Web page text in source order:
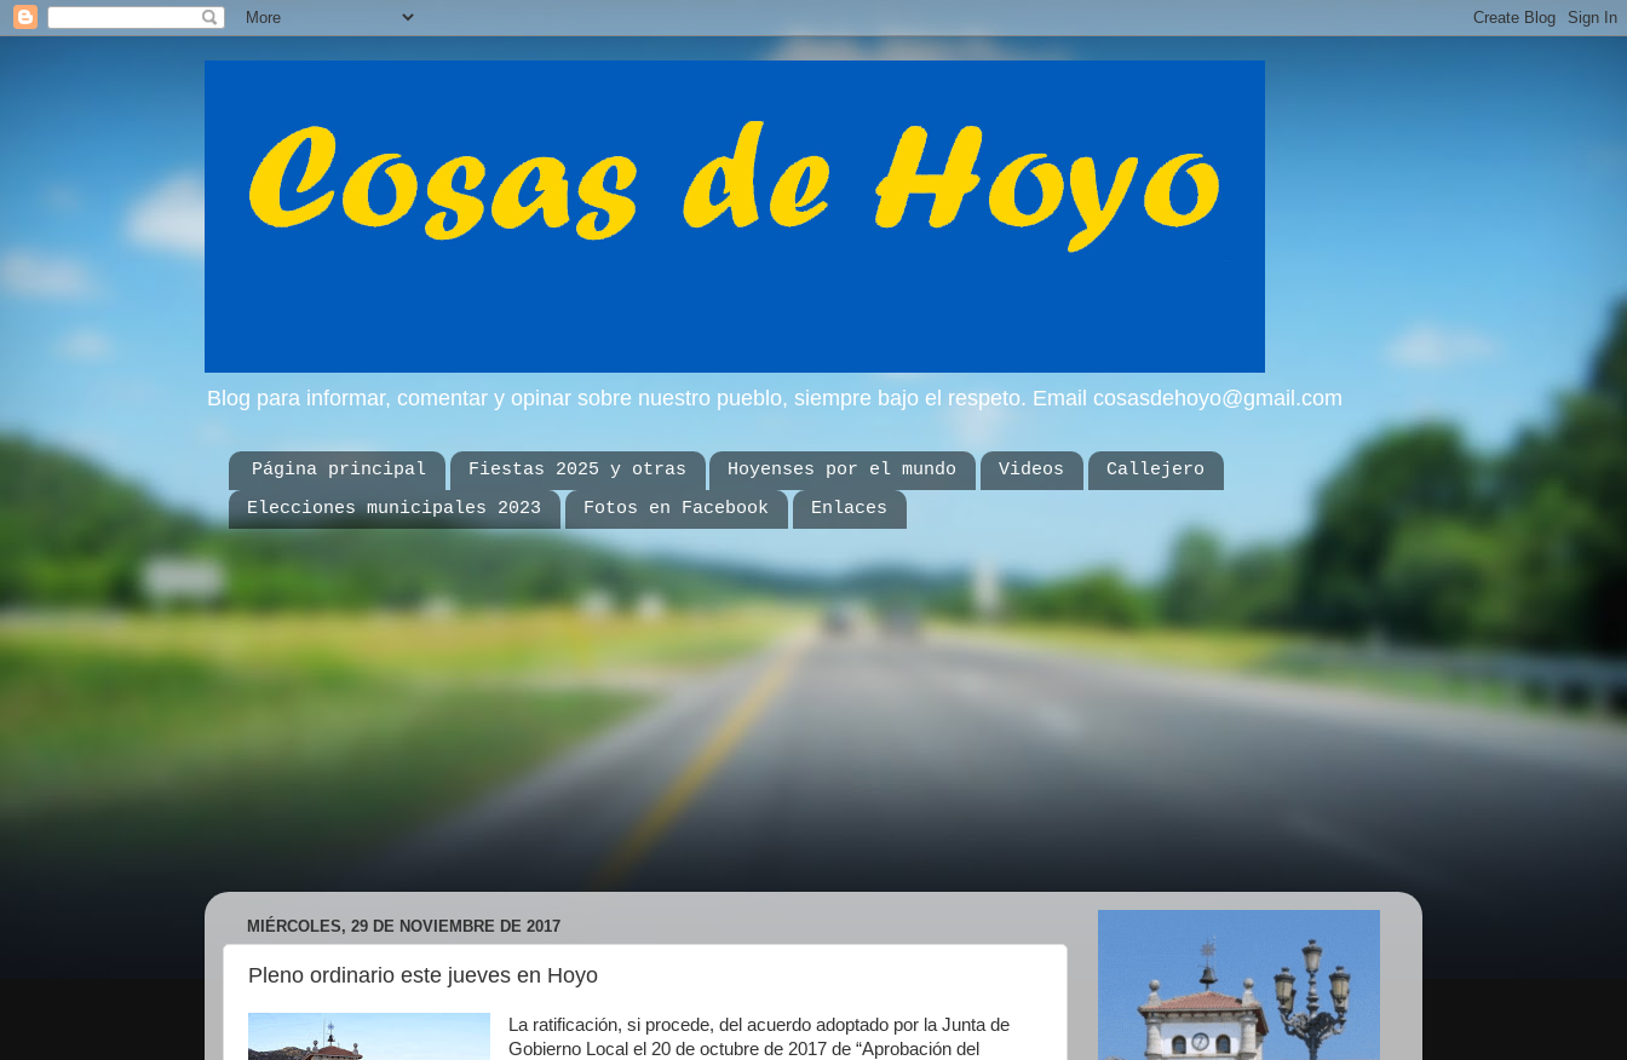
Blog para informar, comentar y opinar sobre nuestro pueblo, siempre bajo el respeto. Email cosasdehoyo@gmail.com
Página principal Fiestas 2025 y otras Hoyenses por el mundo Videos
Callejero
Elecciones municipales 2023
Fotos en Facebook Enlaces
MIÉRCOLES, 29 DE NOVIEMBRE DE 2017
Pleno ordinario este jueves en Hoyo
La ratificación, si procede, del acuerdo adoptado por la Junta de
Gobierno Local el 20 de octubre de 2017 de “Aprobación del